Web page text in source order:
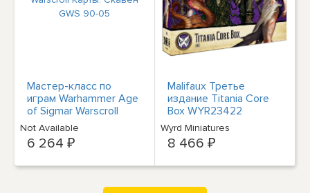
Мастер-класс по
играм Warhammer Age
of Sigmar Warscroll
Карты: Скавен GWS
90-05
Not Available
6 264 ₽
Malifaux Третье
издание Titania Core
Box WYR23422
Wyrd Miniatures
8 466 ₽